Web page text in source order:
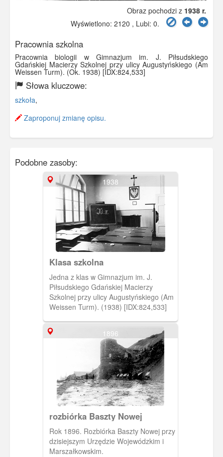
Obraz pochodzi z 1938 r.
Wyświetlono: 2120 , Lubi: 0.
Pracownia szkolna
Pracownia biologii w Gimnazjum im. J. Piłsudskiego
Gdańskiej Macierzy Szkolnej przy ulicy Augustyńskiego (Am
Weissen Turm). (Ok. 1938) [IDX:824,533]
Słowa kluczowe:
szkoła,
Zaproponuj zmianę opisu.
Podobne zasoby:
1938
Klasa szkolna
Jedna z klas w Gimnazjum im. J.
Piłsudskiego Gdańskiej Macierzy
Szkolnej przy ulicy Augustyńskiego (Am
Weissen Turm). (1938) [IDX:824,533]
1896
rozbiórka Baszty Nowej
Rok 1896. Rozbiórka Baszty Nowej przy
dzisiejszym Urzędzie Wojewódzkim i
Marszałkowskim.